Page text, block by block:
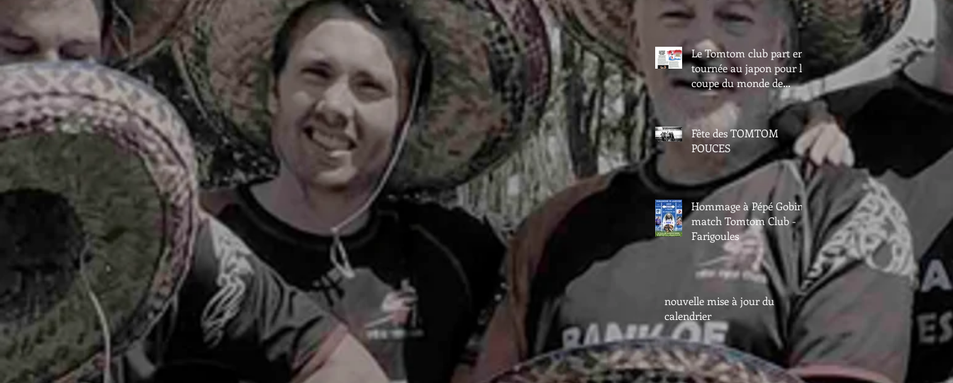
Le Tomtom club part en
tournée au japon pour la
coupe du monde de
rugby
Fête des TOMTOM
POUCES
Hommage à Pépé Gobin -
match Tomtom Club -
Farigoules
nouvelle mise à jour du
calendrier